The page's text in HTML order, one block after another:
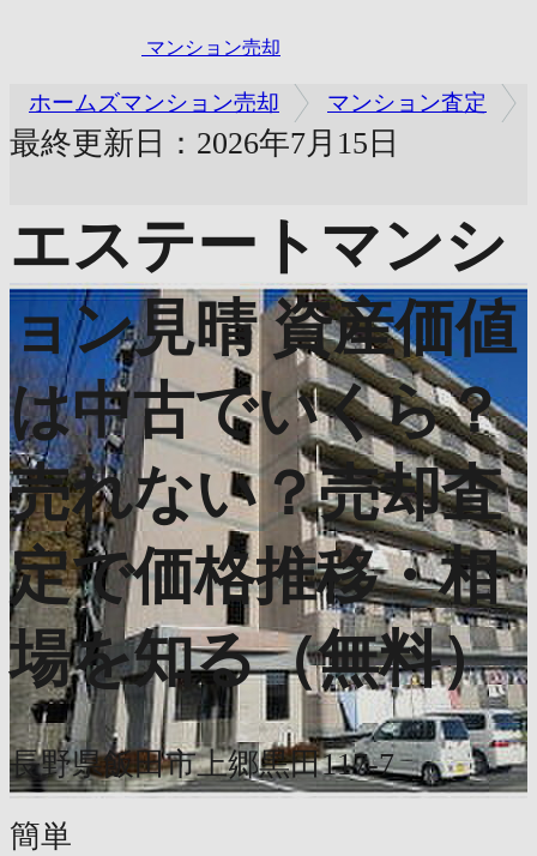
マンション売却
ホームズマンション売却 マンション査定
最終更新日：2026年7月15日
エステートマンシ
ョン見晴 資産価値
は中古でいくら？
売れない？売却査
定で価格推移・相
場を知る（無料）
長野県飯田市上郷黒田117-7
簡単